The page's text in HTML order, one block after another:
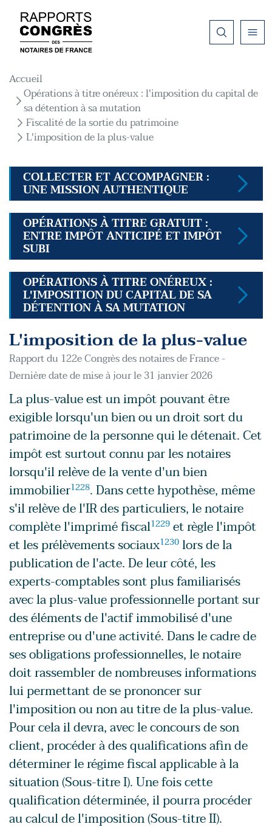
Fil d'Ariane
Accueil
Opérations à titre onéreux : l'imposition du capital de
sa détention à sa mutation
Fiscalité de la sortie du patrimoine
L'imposition de la plus-value
COLLECTER ET ACCOMPAGNER :
UNE MISSION AUTHENTIQUE
OPÉRATIONS À TITRE GRATUIT :
ENTRE IMPÔT ANTICIPÉ ET IMPÔT
SUBI
OPÉRATIONS À TITRE ONÉREUX :
L'IMPOSITION DU CAPITAL DE SA
DÉTENTION À SA MUTATION
L'imposition de la plus-value
Rapport du 122e Congrès des notaires de France -
Dernière date de mise à jour le 31 janvier 2026
La plus-value est un impôt pouvant être
exigible lorsqu'un bien ou un droit sort du
patrimoine de la personne qui le détenait. Cet
impôt est surtout connu par les notaires
lorsqu'il relève de la vente d'un bien
immobilier1228. Dans cette hypothèse, même
s'il relève de l'IR des particuliers, le notaire
complète l'imprimé fiscal1229 et règle l'impôt
et les prélèvements sociaux1230 lors de la
publication de l'acte. De leur côté, les
experts-comptables sont plus familiarisés
avec la plus-value professionnelle portant sur
des éléments de l'actif immobilisé d'une
entreprise ou d'une activité. Dans le cadre de
ses obligations professionnelles, le notaire
doit rassembler de nombreuses informations
lui permettant de se prononcer sur
l'imposition ou non au titre de la plus-value.
Pour cela il devra, avec le concours de son
client, procéder à des qualifications afin de
déterminer le régime fiscal applicable à la
situation (Sous-titre I). Une fois cette
qualification déterminée, il pourra procéder
au calcul de l'imposition (Sous-titre II).